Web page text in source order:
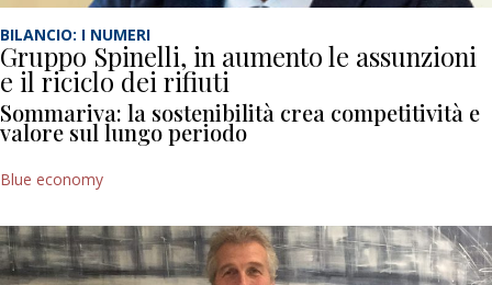
BILANCIO: I NUMERI
Gruppo Spinelli, in aumento le assunzioni
e il riciclo dei rifiuti
Sommariva: la sostenibilità crea competitività e
valore sul lungo periodo
Blue economy